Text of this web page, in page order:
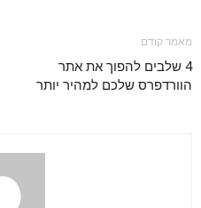
מאמר קודם
4 שלבים להפוך את אתר
הוורדפרס שלכם למהיר יותר